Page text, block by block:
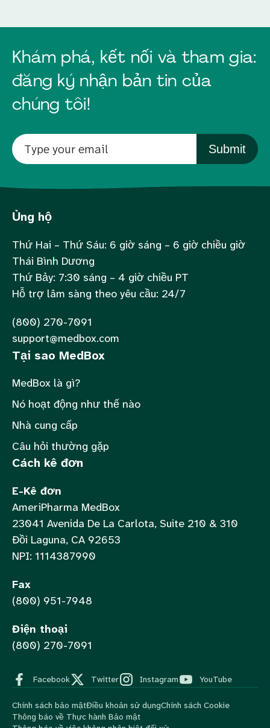
Khám phá, kết nối và tham gia:
đăng ký nhận bản tin của
chúng tôi!
Submit
Ủng hộ
Thứ Hai – Thứ Sáu: 6 giờ sáng – 6 giờ chiều giờ
Thái Bình Dương
Thứ Bảy: 7:30 sáng – 4 giờ chiều PT
Hỗ trợ lâm sàng theo yêu cầu: 24/7
(800) 270-7091
support@medbox.com
Tại sao MedBox
MedBox là gì?
Nó hoạt động như thế nào
Nhà cung cấp
Câu hỏi thường gặp
Cách kê đơn
E-Kê đơn
AmeriPharma MedBox
23041 Avenida De La Carlota, Suite 210 & 310
Đồi Laguna, CA 92653
NPI: 1114387990
Fax
(800) 951-7948
Điện thoại
(800) 270-7091
Facebook Twitter Instagram YouTube
Chính sách bảo mậtĐiều khoản sử dụngChính sách Cookie
Thông báo về Thực hành Bảo mật